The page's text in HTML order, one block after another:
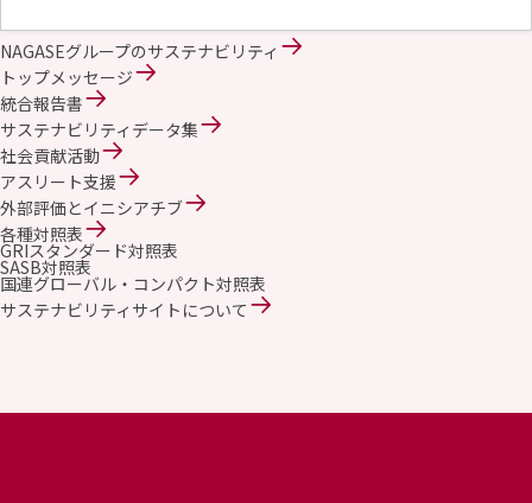
NAGASEグループのサステナビリティ
トップメッセージ
統合報告書
サステナビリティデータ集
社会貢献活動
アスリート支援
外部評価とイニシアチブ
各種対照表
GRIスタンダード対照表
SASB対照表
国連グローバル・コンパクト対照表
サステナビリティサイトについて